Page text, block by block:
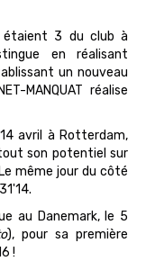
étaient 3 du club à
en réalisant
un nouveau
MANQUAT réalise
avril à Rotterdam,
son potentiel sur
même jour du côté
au Danemark, le 5
), pour sa première
!